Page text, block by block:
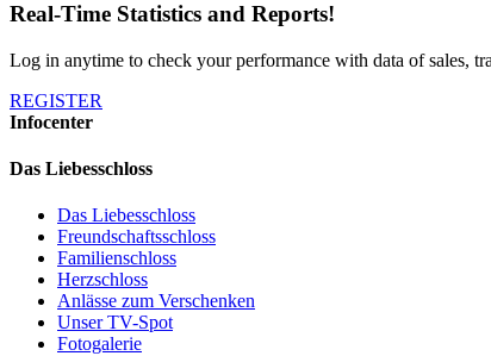
Real-Time Statistics and Reports!
Log in anytime to check your performance with data of sales,
REGISTER
Infocenter
Das Liebesschloss
Das Liebesschloss
Freundschaftsschloss
Familienschloss
Herzschloss
Anlässe zum Verschenken
Unser TV-Spot
Fotogalerie